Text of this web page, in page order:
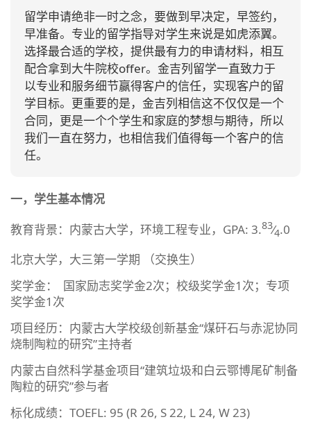
留学申请绝非一时之念，要做到早决定，早签约，
早准备。专业的留学指导对学生来说是如虎添翼。
选择最合适的学校，提供最有力的申请材料，相互
配合拿到大牛院校offer。金吉列留学一直致力于
以专业和服务细节赢得客户的信任，实现客户的留
学目标。更重要的是，金吉列相信这不仅仅是一个
合同，更是一个个学生和家庭的梦想与期待，所以
我们一直在努力，也相信我们值得每一个客户的信
任。
一，学生基本情况
教育背景：内蒙古大学，环境工程专业，GPA: 3.83⁄4.0
北京大学，大三第一学期 （交换生）
奖学金： 国家励志奖学金2次；校级奖学金1次；专项
奖学金1次
项目经历：内蒙古大学校级创新基金“煤矸石与赤泥协同
烧制陶粒的研究”主持者
内蒙古自然科学基金项目“建筑垃圾和白云鄂博尾矿制备
陶粒的研究”参与者
标化成绩：TOEFL: 95 (R 26, S 22, L 24, W 23)